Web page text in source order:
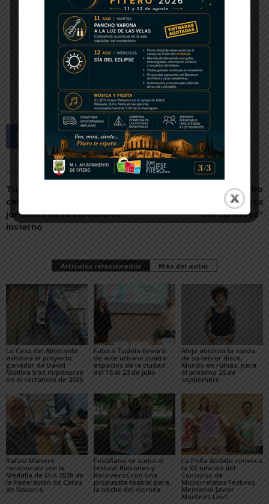
Artículo anterior
Tudela comienza la
celebración de las
jornadas de la verdura de
invierno
Artículo siguiente
Ignacio Sola:"Añoro mucho
volver a vestir la camiseta
del CD Idoya"
Artículos relacionados Más del autor
La Casa del Almirante
exhibirá el proyecto
ganador de David
Mutiloa tras imponerse
en el certamen de 2026
Futura Tudela llenará
de arte urbano cuatro
espacios de la ciudad
del 15 al 23 de julio
Alejo anuncia la salida
de su tercer disco,
Mundo en ruinas, para
el próximo 25 de
septiembre
Rafael Manero
reconocido con la
Medalla de Oro 2026 de
la Federación de Coros
de Navarra
Fustiñana se suma al
festival Rincones y
Recovecos con una
propuesta teatral para
la noche del viernes
La Peña Andatu convoca
la XV edición del
Concurso de
Microrrelatos Festivos
Memorial Javier
Martínez Llort